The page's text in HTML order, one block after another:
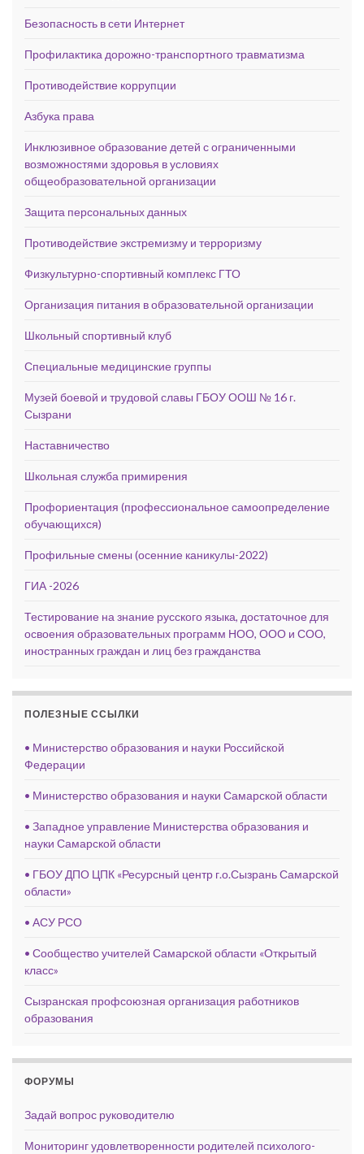
Безопасность в сети Интернет
Профилактика дорожно-транспортного травматизма
Противодействие коррупции
Азбука права
Инклюзивное образование детей с ограниченными
возможностями здоровья в условиях
общеобразовательной организации
Защита персональных данных
Противодействие экстремизму и терроризму
Физкультурно-спортивный комплекс ГТО
Организация питания в образовательной организации
Школьный спортивный клуб
Специальные медицинские группы
Музей боевой и трудовой славы ГБОУ ООШ № 16 г.
Сызрани
Наставничество
Школьная служба примирения
Профориентация (профессиональное самоопределение
обучающихся)
Профильные смены (осенние каникулы-2022)
ГИА -2026
Тестирование на знание русского языка, достаточное для
освоения образовательных программ НОО, ООО и СОО,
иностранных граждан и лиц без гражданства
ПОЛЕЗНЫЕ ССЫЛКИ
• Министерство образования и науки Российской
Федерации
• Министерство образования и науки Самарской области
• Западное управление Министерства образования и
науки Самарской области
• ГБОУ ДПО ЦПК «Ресурсный центр г.о.Сызрань Самарской
области»
• АСУ РСО
• Сообщество учителей Самарской области «Открытый
класс»
Сызранская профсоюзная организация работников
образования
ФОРУМЫ
Задай вопрос руководителю
Мониторинг удовлетворенности родителей психолого-